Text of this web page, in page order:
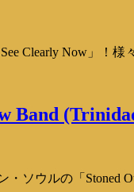
Clearly Now」！
Band
・ソウルの「Stoned